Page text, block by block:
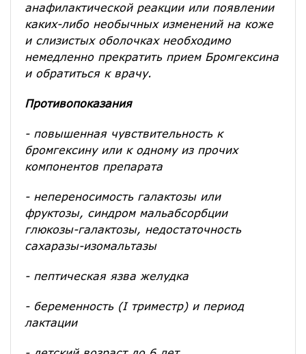
анафилактической реакции или появлении
каких-либо необычных изменений на коже
и слизистых оболочках необходимо
немедленно прекратить прием Бромгексина
и обратиться к врачу.
Противопоказания
- повышенная чувствительность к
бромгексину или к одному из прочих
компонентов препарата
- непереносимость галактозы или
фруктозы, синдром мальабсорбции
глюкозы-галактозы, недостаточность
сахаразы-изомальтазы
- пептическая язва желудка
- беременность (I триместр) и период
лактации